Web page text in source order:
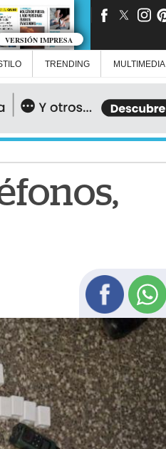
VERSIÓN IMPRESA
TRENDING MULTIMEDIA